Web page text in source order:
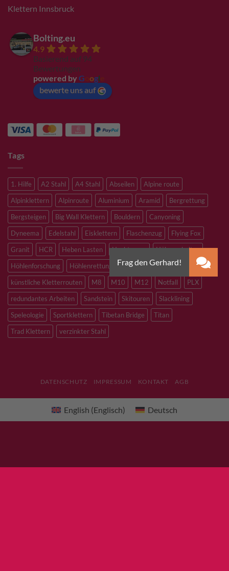
Klettern Innsbruck
Bolting.eu
4.9
Basierend auf 94
Bewertungen
powered by G ogl
bewerte uns auf
Tags
1. Hilfe A2 Stahl A4 Stahl Abseilen
Alpine route
Alpinklettern
Alpinroute Aluminium Aramid
Bergrettung
Bergsteigen
Big Wall Klettern Bouldern
Canyoning
Dyneema
Edelstahl Eisklettern Flaschenzug
Flying Fox
Granit
HCR Heben Lasten Hochtouren
Höhenarbeiten
Höhlenforschung
Höhlenrettung Inox Kevlar
Kletterhalle
künstliche Kletterrouten
M8 M10 M12 Notfall
PLX
redundantes Arbeiten
Sandstein Skitouren
Slacklining
Speleologie
Sportklettern Tibetan Bridge
Titan
Trad Klettern
verzinkter Stahl
DATENSCHUTZ IMPRESSUM KONTAKT AGB
English (Englisch) Deutsch